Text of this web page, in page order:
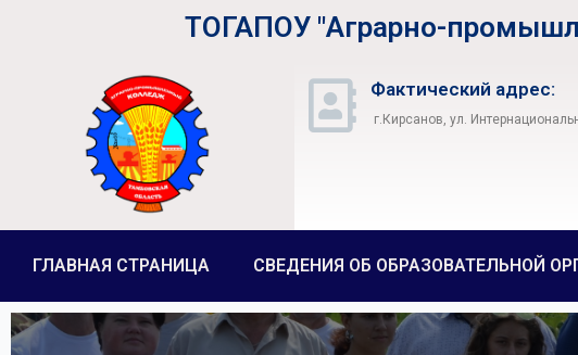
ТОГАПОУ "Аграрно-
Фактический адрес:
г.Кирсанов, ул.
ГЛАВНАЯ СТРАНИЦА СВЕДЕНИЯ ОБ ОБРАЗОВАТЕЛЬНОЙ